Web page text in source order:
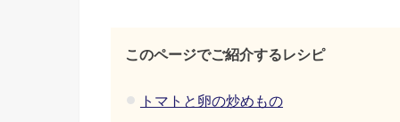
このページでご紹介するレシピ
トマトと卵の炒めもの